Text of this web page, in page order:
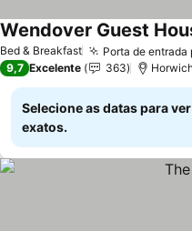
Bed & Breakfast Porta de entrada
Wendover Guest
9,7 Excelente 363
Selecione as datas para
exatos.